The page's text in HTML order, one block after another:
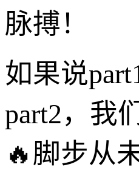
脉搏！
如果说
part2，我
🔥脚步从